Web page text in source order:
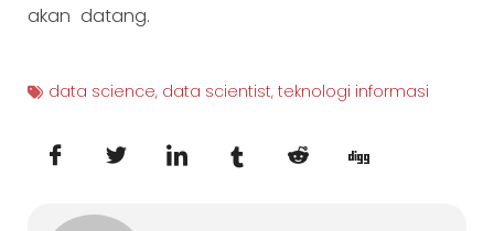
akan datang.
data science, data scientist, teknologi informasi